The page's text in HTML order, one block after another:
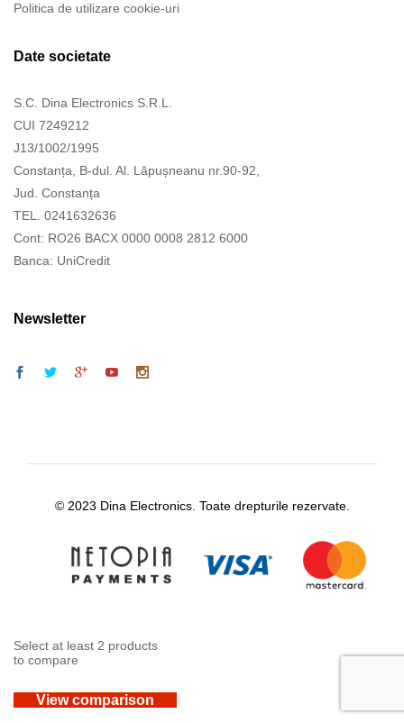
Politica de utilizare cookie-uri
Date societate
S.C. Dina Electronics S.R.L.
CUI 7249212
J13/1002/1995
Constanța, B-dul. Al. Lăpușneanu nr.90-92,
Jud. Constanța
TEL. 0241632636
Cont: RO26 BACX 0000 0008 2812 6000
Banca: UniCredit
Newsletter
© 2023 Dina Electronics. Toate drepturile rezervate.
Select at least 2 products
to compare
View comparison